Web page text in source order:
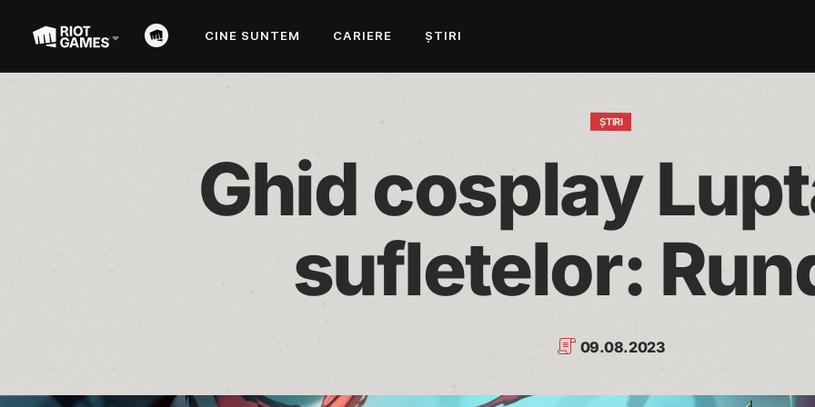
CINE SUNTEM CARIERE ȘTIRI
ȘTIRI
Ghid cosplay
sufletelor:
09.08.2023